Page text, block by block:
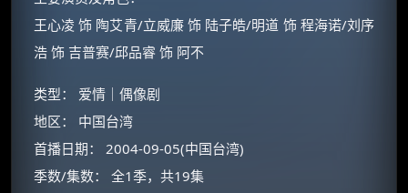
王心凌 饰 陶艾青/立威廉 饰 陆子皓/明道 饰 程海诺/刘序
浩 饰 吉普赛/邱品睿 饰 阿不
类型： 爱情｜偶像剧
地区： 中国台湾
首播日期： 2004-09-05(中国台湾)
季数/集数： 全1季，共19集